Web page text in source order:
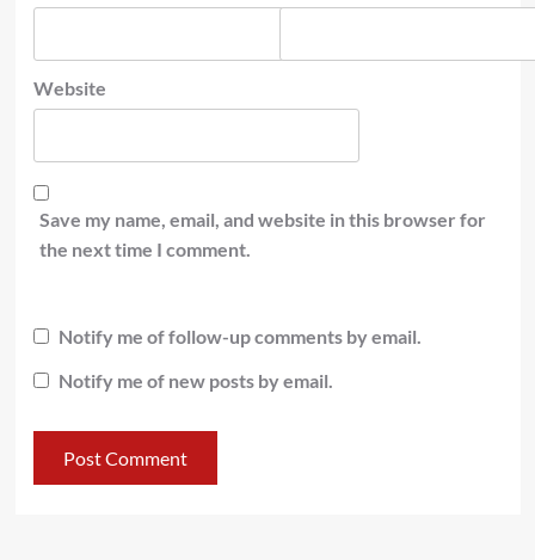
Website
Save my name, email, and website in this browser for
the next time I comment.
Notify me of follow-up comments by email.
Notify me of new posts by email.